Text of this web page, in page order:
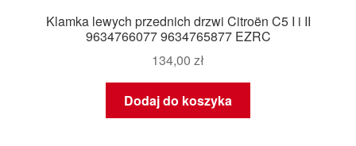
Klamka lewych przednich drzwi Citroën C5 I i II
9634766077 9634765877 EZRC
134,00 zł
Dodaj do koszyka